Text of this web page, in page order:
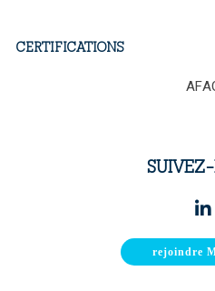
CERTIFICATIONS
rejoindre